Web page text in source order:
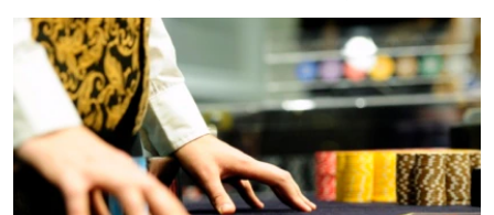
поискуИНФОГРАФИКА
ТЕЛЕПРОЕКТ КРЫМ.РЕАЛИИ
СОВЕТЫ ПРАВОЗАЩИТНИКОВ
ПРОПАВШИЕ БЕЗ ВЕСТИ
ПОБЕДИТЕЛЕЙ НЕ СУДЯТ?
КАК ОБОЙТИ БЛОКИРОВКУ
Українською
Qırımtatar
ПРИСОЕДИНЯЙТЕСЬ!